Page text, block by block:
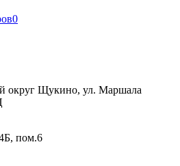
0
округ Щукино, ул. Маршала
пом.6